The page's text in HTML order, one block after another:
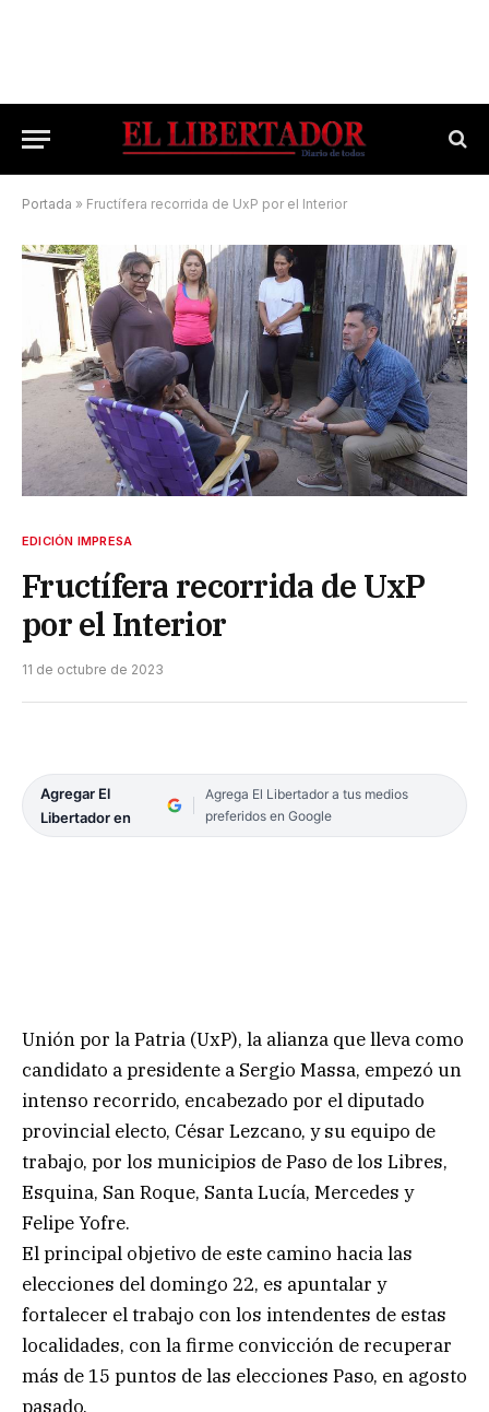
Portada » Fructífera recorrida de UxP por el Interior
EDICIÓN IMPRESA
Fructífera recorrida de UxP
por el Interior
11 de octubre de 2023
Agregar El
Libertador en
Agrega El Libertador a tus medios
preferidos en Google
Unión por la Patria (UxP), la alianza que lleva como
candidato a presidente a Sergio Massa, empezó un
intenso recorrido, encabezado por el diputado
provincial electo, César Lezcano, y su equipo de
trabajo, por los municipios de Paso de los Libres,
Esquina, San Roque, Santa Lucía, Mercedes y
Felipe Yofre.
El principal objetivo de este camino hacia las
elecciones del domingo 22, es apuntalar y
fortalecer el trabajo con los intendentes de estas
localidades, con la firme convicción de recuperar
más de 15 puntos de las elecciones Paso, en agosto
pasado.